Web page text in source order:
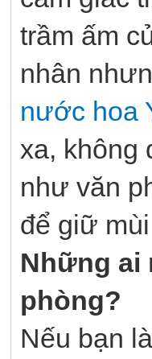
trầm ấm
nhân
nước hoa
xa, không
như văn
để giữ
Những ai
phòng?
Nếu bạn